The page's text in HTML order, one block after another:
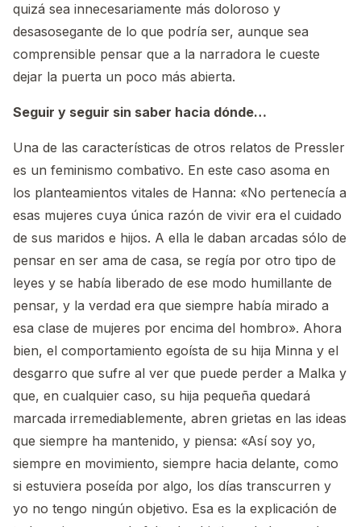
quizá sea innecesariamente más doloroso y
desasosegante de lo que podría ser, aunque sea
comprensible pensar que a la narradora le cueste
dejar la puerta un poco más abierta.
Seguir y seguir sin saber hacia dónde…
Una de las características de otros relatos de Pressler
es un feminismo combativo. En este caso asoma en
los planteamientos vitales de Hanna: «No pertenecía a
esas mujeres cuya única razón de vivir era el cuidado
de sus maridos e hijos. A ella le daban arcadas sólo de
pensar en ser ama de casa, se regía por otro tipo de
leyes y se había liberado de ese modo humillante de
pensar, y la verdad era que siempre había mirado a
esa clase de mujeres por encima del hombro». Ahora
bien, el comportamiento egoísta de su hija Minna y el
desgarro que sufre al ver que puede perder a Malka y
que, en cualquier caso, su hija pequeña quedará
marcada irremediablemente, abren grietas en las ideas
que siempre ha mantenido, y piensa: «Así soy yo,
siempre en movimiento, siempre hacia delante, como
si estuviera poseída por algo, los días transcurren y
yo no tengo ningún objetivo. Esa es la explicación de